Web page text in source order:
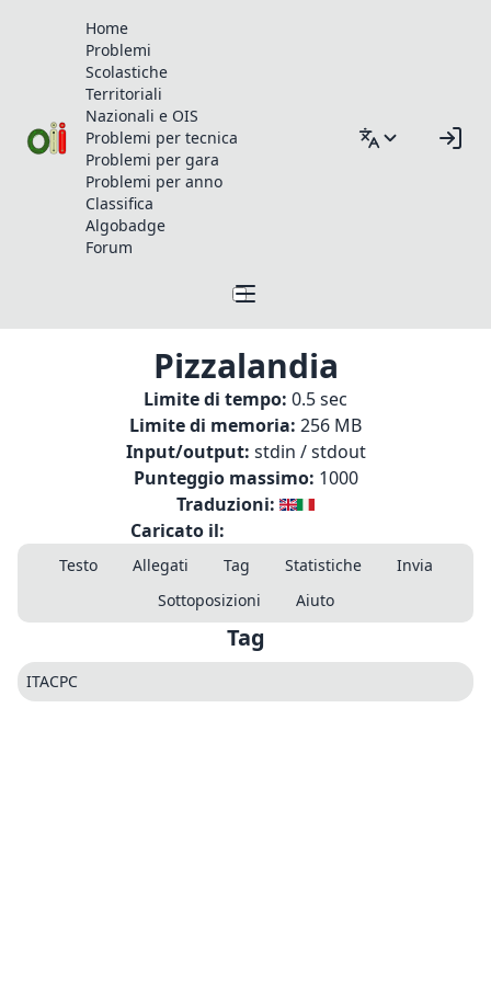
Home
Problemi
Scolastiche
Territoriali
Nazionali e OIS
Problemi per tecnica
Problemi per gara
Problemi per anno
Classifica
Algobadge
Forum
Pizzalandia
Limite di tempo: 0.5 sec
Limite di memoria: 256 MB
Input/output: stdin / stdout
Punteggio massimo: 1000
Traduzioni:
Caricato il:
Testo Allegati Tag Statistiche
Invia
Sottoposizioni
Aiuto
Tag
ITACPC